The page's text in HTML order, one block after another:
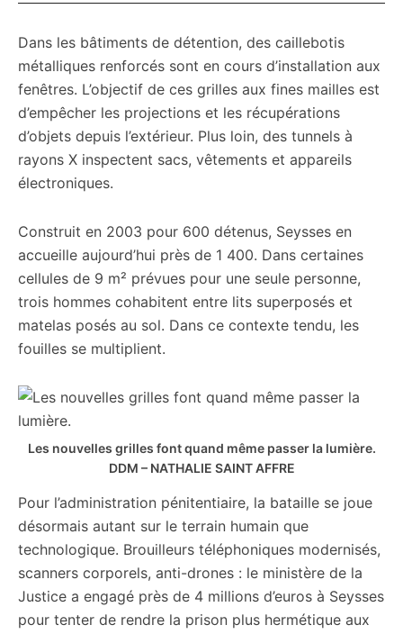
Dans les bâtiments de détention, des caillebotis
métalliques renforcés sont en cours d’installation aux
fenêtres. L’objectif de ces grilles aux fines mailles est
d’empêcher les projections et les récupérations
d’objets depuis l’extérieur. Plus loin, des tunnels à
rayons X inspectent sacs, vêtements et appareils
électroniques.
Construit en 2003 pour 600 détenus, Seysses en
accueille aujourd’hui près de 1 400. Dans certaines
cellules de 9 m² prévues pour une seule personne,
trois hommes cohabitent entre lits superposés et
matelas posés au sol. Dans ce contexte tendu, les
fouilles se multiplient.
Les nouvelles grilles font quand même passer la lumière.
DDM – NATHALIE SAINT AFFRE
Pour l’administration pénitentiaire, la bataille se joue
désormais autant sur le terrain humain que
technologique. Brouilleurs téléphoniques modernisés,
scanners corporels, anti-drones : le ministère de la
Justice a engagé près de 4 millions d’euros à Seysses
pour tenter de rendre la prison plus hermétique aux